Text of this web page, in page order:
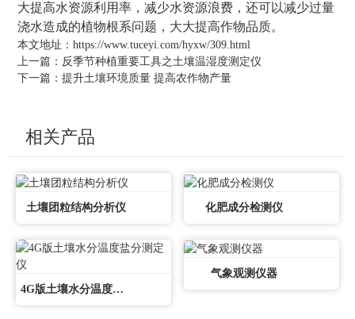
大提高水资源利用率，减少水资源浪费，还可以减少过量
浇水造成的植物根系问题，大大提高作物品质。
本文地址： https://www.tuceyi.com/hyxw/309.html
上一篇： 反季节种植重要工具之土壤温湿度测定仪
下一篇： 提升土壤环境质量 提高农作物产量
相关产品
土壤团粒结构分析仪 化肥成分检测仪
4G版土壤水分温度盐分测定仪
气象观测仪器